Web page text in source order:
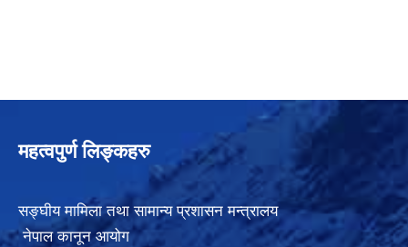
महत्वपुर्ण लिङ्कहरु
सङ्घीय मामिला तथा सामान्य प्रशासन मन्त्रालय
नेपाल कानून आयोग